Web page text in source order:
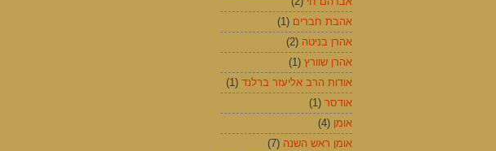
אהבת חברים (1)
אהרן בניטה (2)
אהרן שוורץ (1)
אודות הרב אליעזר ברלנד (1)
אודסר (1)
אומן (4)
אומן ראש השנה (7)